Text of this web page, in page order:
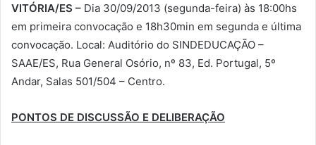
VITÓRIA/ES – Dia 30/09/2013 (segunda-feira) às 18:00hs
em primeira convocação e 18h30min em segunda e última
convocação. Local: Auditório do SINDEDUCAÇÃO –
SAAE/ES, Rua General Osório, nº 83, Ed. Portugal, 5º
Andar, Salas 501/504 – Centro.
PONTOS DE DISCUSSÃO E DELIBERAÇÃO